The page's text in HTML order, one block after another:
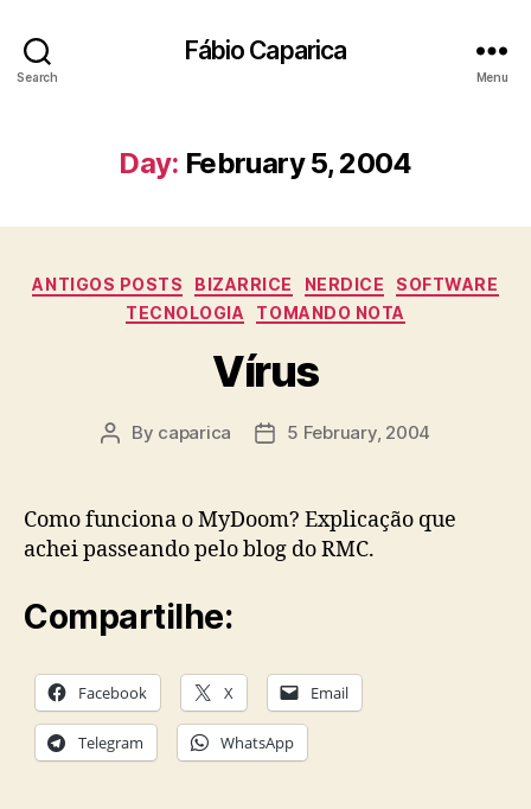
Search
Fábio Caparica
Menu
Day: February 5, 2004
Categories
ANTIGOS POSTS BIZARRICE NERDICE
SOFTWARE
TECNOLOGIA
TOMANDO NOTA
Vírus
Post
By caparica
Post5 February, 2004
Como funciona o MyDoom? Explicação que
achei passeando pelo blog do RMC.
Compartilhe:
Facebook X Email
Telegram WhatsApp